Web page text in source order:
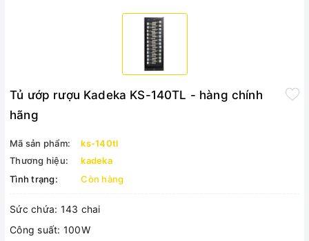
Tủ ướp rượu Kadeka KS-140TL - hàng chính
hãng
Mã sản phẩm:
ks-140tl
Thương hiệu:
kadeka
Tình trạng:
Còn hàng
Sức chứa: 143 chai
Công suất: 100W